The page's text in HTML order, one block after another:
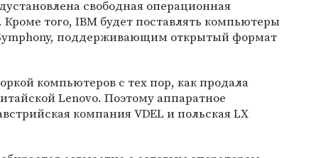
свободная операционная
Кроме того, IBM будет поставлять компьютеры
поддерживающим открытый формат
компьютеров с тех пор, как продала
Lenovo. Поэтому аппаратное
компания VDEL и польская LX